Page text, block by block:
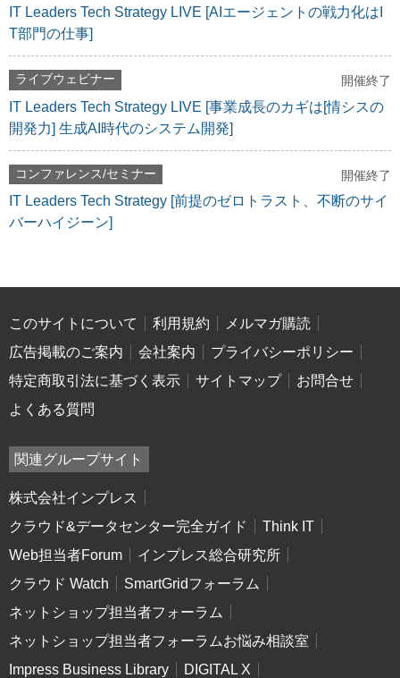
IT Leaders Tech Strategy LIVE [AIエージェントの戦力化はI
T部門の仕事]
ライブウェビナー 開催終了
IT Leaders Tech Strategy LIVE [事業成長のカギは[情シスの
開発力] 生成AI時代のシステム開発]
コンファレンス/セミナー 開催終了
IT Leaders Tech Strategy [前提のゼロトラスト、不断のサイ
バーハイジーン]
このサイトについて 利用規約
メルマガ購読
広告掲載のご案内
会社案内
プライバシーポリシー
特定商取引法に基づく表示
サイトマップ
お問合せ
よくある質問
関連グループサイト
株式会社インプレス
クラウド&データセンター完全ガイド
Think IT
Web担当者Forum
インプレス総合研究所
クラウド Watch
SmartGridフォーラム
ネットショップ担当者フォーラム
ネットショップ担当者フォーラムお悩み相談室
Impress Business Library
DIGITAL X